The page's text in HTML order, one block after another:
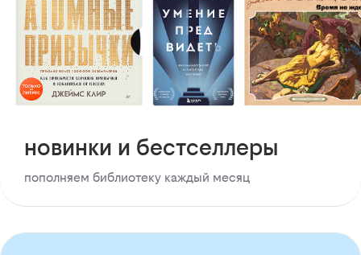
новинки и бестселлеры
пополняем библиотеку каждый месяц